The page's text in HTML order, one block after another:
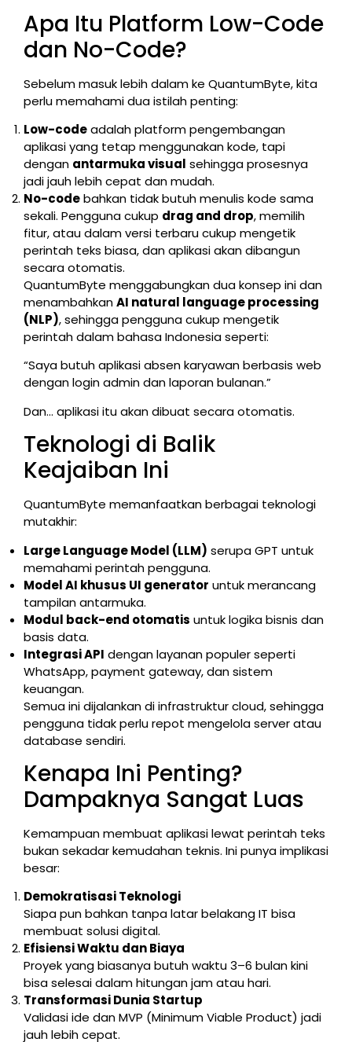
Apa Itu Platform Low-Code
dan No-Code?
Sebelum masuk lebih dalam ke QuantumByte, kita
perlu memahami dua istilah penting:
Low-codeadalah platform pengembangan
aplikasi yang tetap menggunakan kode, tapi
dengan antarmuka visual sehingga prosesnya
jadi jauh lebih cepat dan mudah.
No-codebahkan tidak butuh menulis kode sama
sekali. Pengguna cukup drag and drop, memilih
fitur, atau dalam versi terbaru cukup mengetik
perintah teks biasa, dan aplikasi akan dibangun
secara otomatis.
QuantumByte menggabungkan dua konsep ini dan
menambahkanAI natural language processing
(NLP), sehingga pengguna cukup mengetik
perintah dalam bahasa Indonesia seperti:
“Saya butuh aplikasi absen karyawan berbasis web
dengan login admin dan laporan bulanan.”
Dan… aplikasi itu akan dibuat secara otomatis.
Teknologi di Balik
Keajaiban Ini
QuantumByte memanfaatkan berbagai teknologi
mutakhir:
Large Language Model (LLM) serupa GPT untuk
memahami perintah pengguna.
Model AI khusus UI generator untuk merancang
tampilan antarmuka.
Modul back-end otomatis untuk logika bisnis dan
basis data.
Integrasi API dengan layanan populer seperti
WhatsApp, payment gateway, dan sistem
keuangan.
Semua ini dijalankan di infrastruktur cloud, sehingga
pengguna tidak perlu repot mengelola server atau
database sendiri.
Kenapa Ini Penting?
Dampaknya Sangat Luas
Kemampuan membuat aplikasi lewat perintah teks
bukan sekadar kemudahan teknis. Ini punya implikasi
besar:
Demokratisasi Teknologi
Siapa pun bahkan tanpa latar belakang IT bisa
membuat solusi digital.
Efisiensi Waktu dan Biaya
Proyek yang biasanya butuh waktu 3–6 bulan kini
bisa selesai dalam hitungan jam atau hari.
Transformasi Dunia Startup
Validasi ide dan MVP (Minimum Viable Product) jadi
jauh lebih cepat.